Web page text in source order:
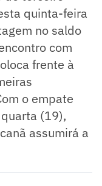
quinta-feira
no saldo
com
frente à
o empate
(19),
assumirá a